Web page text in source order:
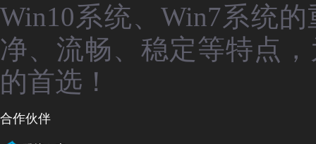
Win10系统、Win7系统
净、流畅、稳定等特点
的首选！
合作伙伴